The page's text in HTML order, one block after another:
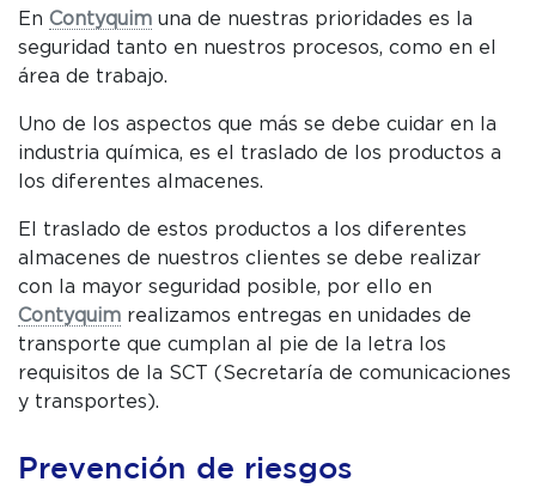
En Contyquim una de nuestras prioridades es la
seguridad tanto en nuestros procesos, como en el
área de trabajo.
Uno de los aspectos que más se debe cuidar en la
industria química, es el traslado de los productos a
los diferentes almacenes.
El traslado de estos productos a los diferentes
almacenes de nuestros clientes se debe realizar
con la mayor seguridad posible, por ello en
Contyquim realizamos entregas en unidades de
transporte que cumplan al pie de la letra los
requisitos de la SCT (Secretaría de comunicaciones
y transportes).
Prevención de riesgos